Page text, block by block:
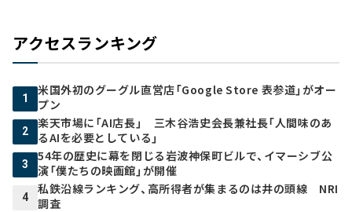
アクセスランキング
1
米国外初のグーグル直営店「Google Store 表参道」がオー
プン
2
楽天市場に「AI店長」 三木谷浩史会長兼社長「人間味のあ
るAIを必要としている」
3
54年の歴史に幕を閉じる岩波神保町ビルで、イマーシブ公
演「僕たちの映画館」が開催
4
私鉄沿線ランキング、高所得者が集まるのは井の頭線 NRI
調査